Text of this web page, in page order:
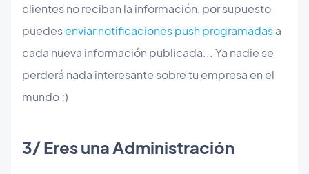
clientes no reciban la información, por supuesto
puedesenviar notificaciones push programadasa
cada nueva información publicada... Ya nadie se
perderá nada interesante sobre tu empresa en el
mundo ;)
​3/ Eres una Administración